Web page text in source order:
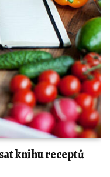
knihu receptů